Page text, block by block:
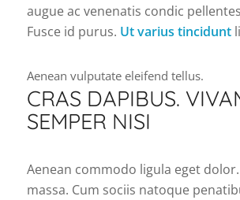
augue ac venenatis condic
Fusce id purus. Ut varius tincidunt
Aenean vulputate eleifend tellus.
CRAS DAPIBUS.
SEMPER NISI
Aenean commodo ligula eget
massa. Cum sociis natoque